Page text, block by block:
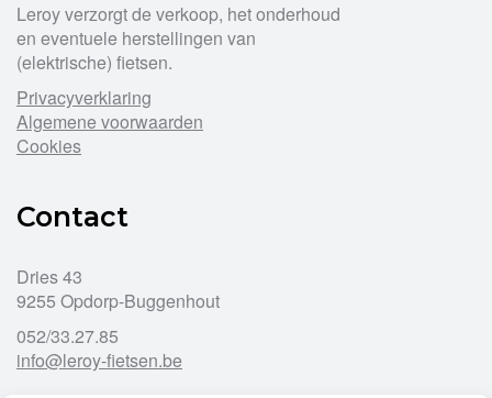
Leroy verzorgt de verkoop, het onderhoud
en eventuele herstellingen van
(elektrische) fietsen.
Privacyverklaring
Algemene voorwaarden
Cookies
Contact
Dries 43
9255 Opdorp-Buggenhout
052/33.27.85
info@leroy-fietsen.be